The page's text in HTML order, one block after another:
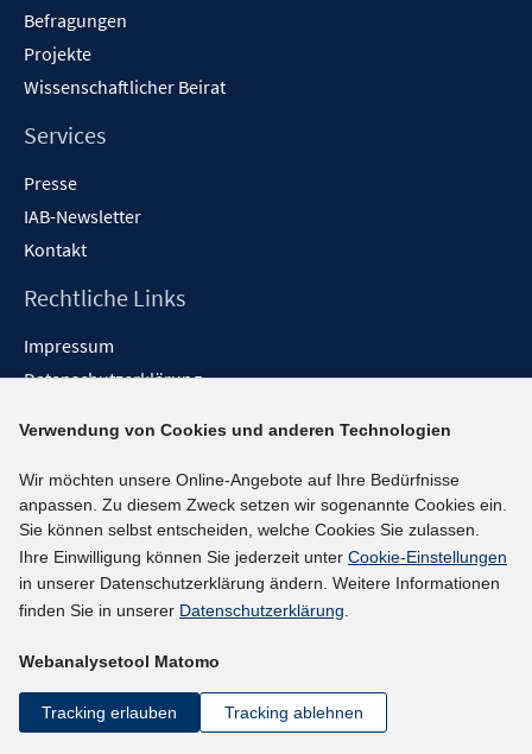
Befragungen
Projekte
Wissenschaftlicher Beirat
Services
Presse
IAB-Newsletter
Kontakt
Rechtliche Links
Impressum
Datenschutzerklärung
Barrieren melden
Social-Media-Kanäle
BlueSky
YouTube
LinkedIn
kununu
Netiquette
Verwendung von Cookies und anderen Technologien
Wir möchten unsere Online-Angebote auf Ihre Bedürfnisse
anpassen. Zu diesem Zweck setzen wir sogenannte Cookies ein.
Sie können selbst entscheiden, welche Cookies Sie zulassen.
Ihre Einwilligung können Sie jederzeit unter Cookie-Einstellungen
in unserer Datenschutzerklärung ändern. Weitere Informationen
finden Sie in unserer Datenschutzerklärung.
Webanalysetool Matomo
Tracking erlauben Tracking ablehnen